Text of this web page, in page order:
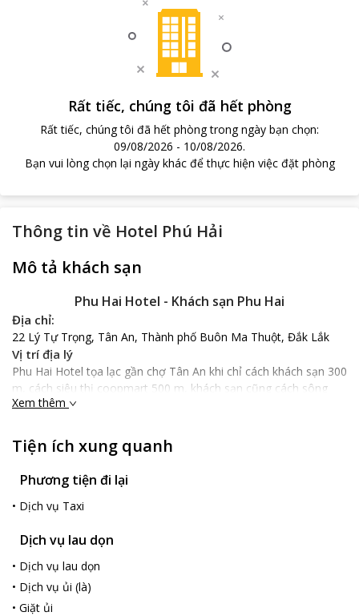
Rất tiếc, chúng tôi đã hết phòng
Rất tiếc, chúng tôi đã hết phòng trong ngày bạn chọn:
09/08/2026 - 10/08/2026.
Bạn vui lòng chọn lại ngày khác để thực hiện việc đặt phòng
Thông tin về Hotel Phú Hải
Mô tả khách sạn
Phu Hai Hotel - Khách sạn Phu Hai
Địa chỉ:
22 Lý Tự Trọng, Tân An, Thành phố Buôn Ma Thuột, Đắk Lắk
Vị trí địa lý
Phu Hai Hotel tọa lạc gần chợ Tân An khi chỉ cách khách sạn 300
m, cách siêu thị coopmart 500 m, khách sạn cũng cách sông
sêrêpốk 24,1 km hay cách sân bay Buôn Ma Thuột 7 km với 20
Nổi bật
Phu Hai Hotel mang phong cách thuần Việt với phòng nghỉ rộng
rãi, sạch sẽ, nội thất gỗ nổi bật, trang thiết bị hiện đại, tiện nghi.
Từ khách sạn du khách có thể ngắm các con phố bình yên tại
Buôn Ma Thuột. Khách sạn hứa hẹn đem đến cho du khách sự
Phu Hai Hotel có chỗ đậu xe miễn phí thuận tiện, khách sạn có
internet tốc độ cao lướt mạng thả ga. Nhân viên khách sạn phục
vụ chu đáo và mến khách. Khách sạn phù hợp với mọi du khách
ở mọi lứa tuổi.
Xem thêm
Tiện ích xung quanh
Phương tiện đi lại
• Dịch vụ Taxi
Dịch vụ lau dọn
• Dịch vụ lau dọn
• Dịch vụ ủi (là)
• Giặt ủi